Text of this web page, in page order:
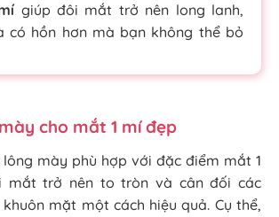
giúp đôi mắt trở nên long lanh,
có hồn hơn mà bạn không thể bỏ
cho mắt 1 mí đẹp
lông mày phù hợp với đặc điểm mắt 1
mắt trở nên to tròn và cân đối các
mặt một cách hiệu quả. Cụ thể,